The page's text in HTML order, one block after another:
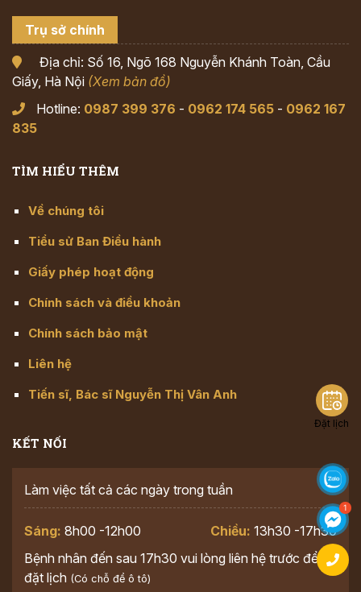
Trụ sở chính
Địa chỉ: Số 16, Ngõ 168 Nguyễn Khánh Toàn, Cầu
Giấy, Hà Nội (Xem bản đồ)
Hotline: 0987 399 376 - 0962 174 565 - 0962 167
835
TÌM HIỂU THÊM
Về chúng tôi
Tiểu sử Ban Điều hành
Giấy phép hoạt động
Chính sách và điều khoản
Chính sách bảo mật
Liên hệ
Tiến sĩ, Bác sĩ Nguyễn Thị Vân Anh
KẾT NỐI
Làm việc tất cả các ngày trong tuần
Sáng: 8h00 -12h00 Chiều: 13h30 -17h30
Bệnh nhân đến sau 17h30 vui lòng liên hệ trước để
đặt lịch (Có chỗ để ô tô)
Đặt lịch